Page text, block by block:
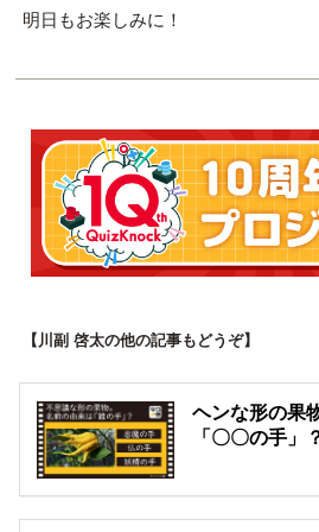
明日もお楽しみに！
【川副 啓太の他の記事もどうぞ】
ヘンな形の果
「〇〇の手」